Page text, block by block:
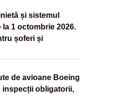
și sistemul
1 octombrie 2026.
șoferi și
de avioane Boeing
inspecții obligatorii,